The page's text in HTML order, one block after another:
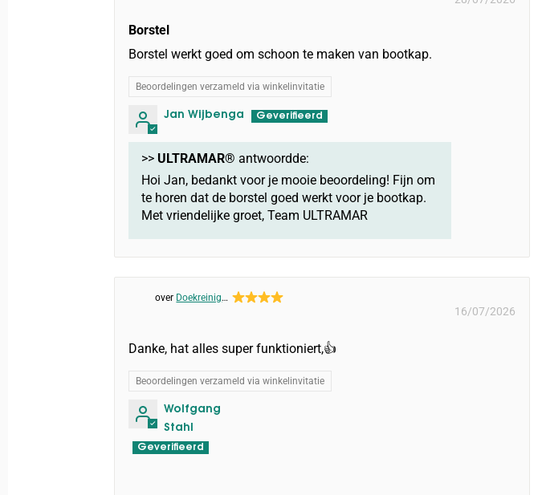
Jan Wijbenga
Borstel
Borstel werkt goed om schoon te maken van bootkap.
Beoordelingen verzameld via winkelinvitatie
>> ULTRAMAR® antwoordde:
Hoi Jan, bedankt voor je mooie beoordeling! Fijn om
te horen dat de borstel goed werkt voor je bootkap.
Met vriendelijke groet, Team ULTRAMAR
Doekreiniger:
16/07/2026
Wolfgang
Stahl
Danke, hat alles super funktioniert,👍
Beoordelingen verzameld via winkelinvitatie